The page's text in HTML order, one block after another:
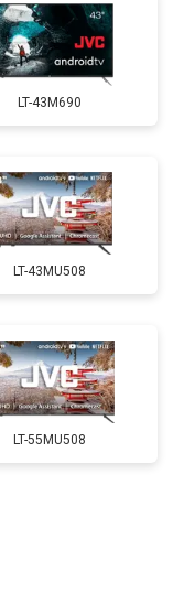
LT-43M690
LT-43MU508
LT-55MU508